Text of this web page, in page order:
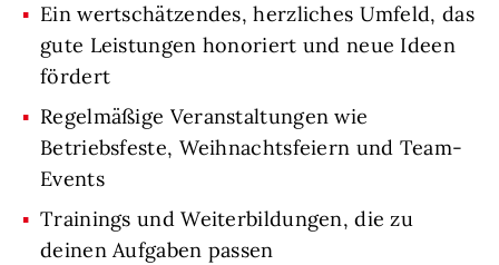
Ein wertschätzendes, herzliches Umfeld, das
gute Leistungen honoriert und neue Ideen
fördert
Regelmäßige Veranstaltungen wie
Betriebsfeste, Weihnachtsfeiern und Team-
Events
Trainings und Weiterbildungen, die zu
deinen Aufgaben passen